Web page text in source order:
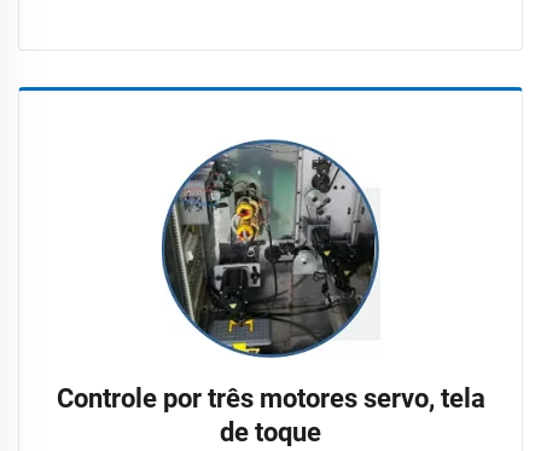
Controle por três motores servo, tela
de toque